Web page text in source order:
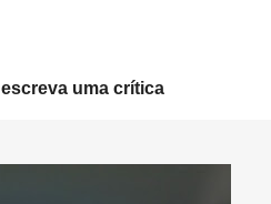
escreva uma crítica